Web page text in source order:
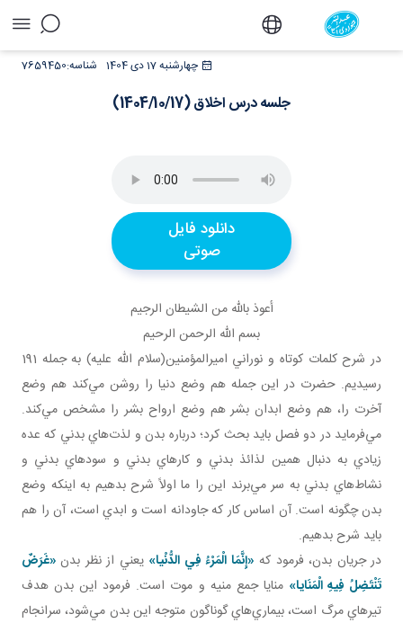
جلسه درس اخلاق (1404/10/17) - دفتر چهارشنبه 17 دی 1404 7659450شناسه:
جلسه درس اخلاق (1404/10/17)
دانلود فایل
صوتی
أعوذ بالله من الشيطان الرجيم
بسم الله الرحمن الرحيم
در شرح کلمات کوتاه و نوراني اميرالمؤمنين(سلام الله عليه) به جمله 191
رسيديم. حضرت در اين جمله هم وضع دنيا را روشن مي‌کند هم وضع
آخرت را، هم وضع ابدان بشر هم وضع ارواح بشر را مشخص مي‌کند.
مي‌فرمايد در دو فصل بايد بحث کرد؛ درباره بدن و لذت‌هاي بدني که عده
زيادي به دنبال همين لذائذ بدني و کارهاي بدني و سودهاي بدني و
نشاط‌هاي بدني به سر مي‌برند اين را ما اولاً شرح بدهيم به اينکه وضع
بدن چگونه است. آن اساس کار که جاودانه است و ابدي است، آن را هم
بايد شرح بدهيم.
در جريان بدن، فرمود که «إِنَّمَا الْمَرْءُ فِي الدُّنْيا» يعني از نظر بدن«غَرَضٌ
تَنْتَضِلُ فِيهِ الْمَنَايا» منايا جمع منيه و موت است. فرمود اين بدن هدف‌
تيرهاي مرگ است، بيماري‌هاي گوناگون متوجه اين بدن مي‌شود، سرانجام